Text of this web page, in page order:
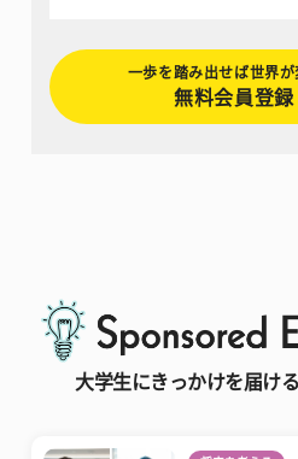
一歩を踏み出せば世界が
無料会員登録
大学生にきっかけを届け